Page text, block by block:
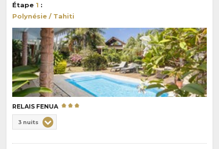
Étape 1 :
Polynésie / Tahiti
RELAIS FENUA
de
la
3 nuits